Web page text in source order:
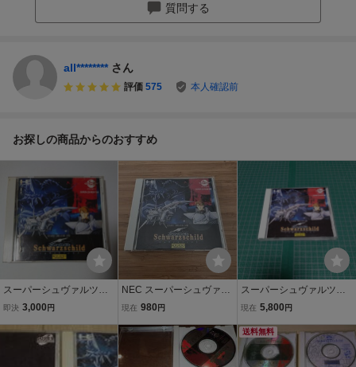
質問する
all******** さん
評価 575 本人確認前
お探しの商品からのおすすめ
スーパーシュヴァルツシ
ルト PC エンジン SUPER
即決 3,000 円
NEC スーパーシュヴァル
ツシルト PCエンジン 送
現在 980 円
スーパーシュヴァルツシ
ルト PCエンジン
現在 5,800 円
送料無料